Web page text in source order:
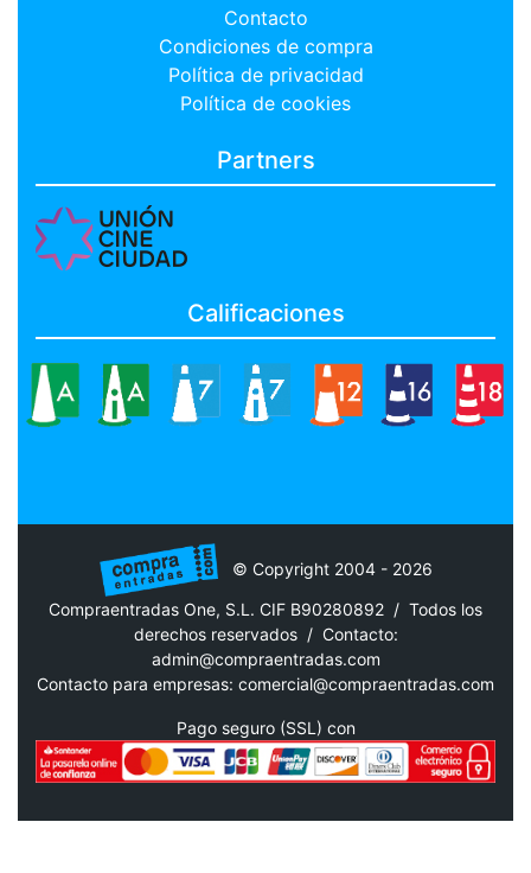
Contacto
Condiciones de compra
Política de privacidad
Política de cookies
Partners
Calificaciones
© Copyright 2004 - 2026
Compraentradas One, S.L. CIF B90280892 / Todos los
derechos reservados / Contacto:
admin@compraentradas.com
Contacto para empresas: comercial@compraentradas.com
Pago seguro (SSL) con